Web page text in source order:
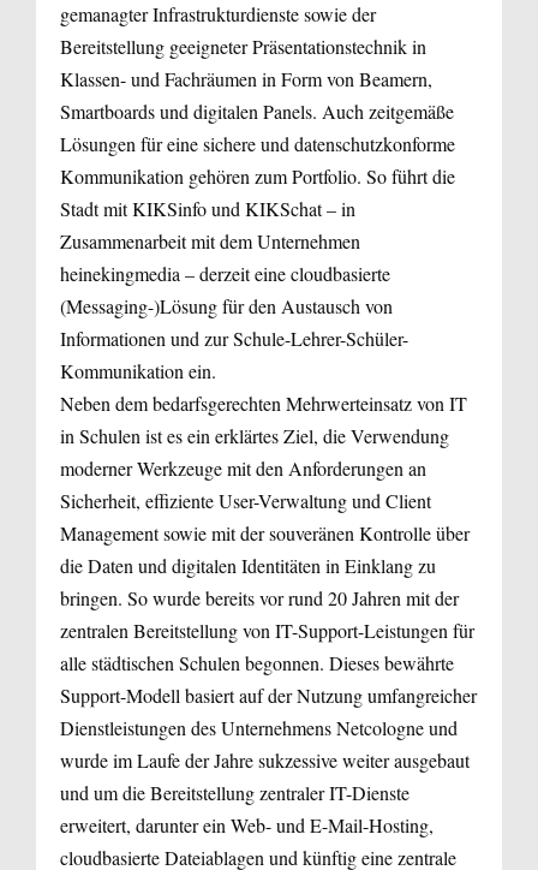
gemanagter Infrastrukturdienste sowie der
Bereitstellung geeigneter Präsentationstechnik in
Klassen- und Fachräumen in Form von Beamern,
Smartboards und digitalen Panels. Auch zeitgemäße
Lösungen für eine sichere und datenschutzkonforme
Kommunikation gehören zum Portfolio. So führt die
Stadt mit KIKSinfo und KIKSchat – in
Zusammenarbeit mit dem Unternehmen
heinekingmedia – derzeit eine cloudbasierte
(Messaging-)Lösung für den Austausch von
Informationen und zur Schule-Lehrer-Schüler-
Kommunikation ein.
Neben dem bedarfsgerechten Mehrwerteinsatz von IT
in Schulen ist es ein erklärtes Ziel, die Verwendung
moderner Werkzeuge mit den Anforderungen an
Sicherheit, effiziente User-Verwaltung und Client
Management sowie mit der souveränen Kontrolle über
die Daten und digitalen Identitäten in Einklang zu
bringen. So wurde bereits vor rund 20 Jahren mit der
zentralen Bereitstellung von IT-Support-Leistungen für
alle städtischen Schulen begonnen. Dieses bewährte
Support-Modell basiert auf der Nutzung umfangreicher
Dienstleistungen des Unternehmens Netcologne und
wurde im Laufe der Jahre sukzessive weiter ausgebaut
und um die Bereitstellung zentraler IT-Dienste
erweitert, darunter ein Web- und E-Mail-Hosting,
cloudbasierte Dateiablagen und künftig eine zentrale